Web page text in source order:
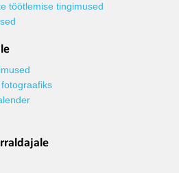
töötlemise tingimused